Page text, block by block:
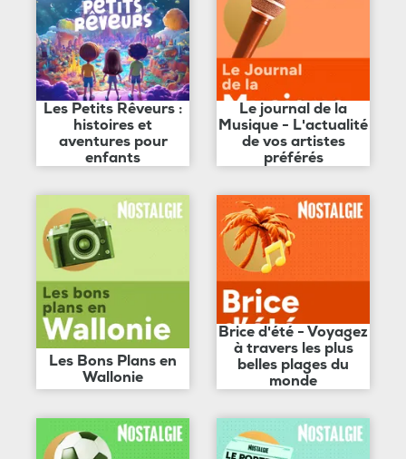
Les Petits Rêveurs :
histoires et
aventures pour
enfants
Le journal de la
Musique - L'actualité
de vos artistes
préférés
Les Bons Plans en
Wallonie
Brice d'été - Voyagez
à travers les plus
belles plages du
monde